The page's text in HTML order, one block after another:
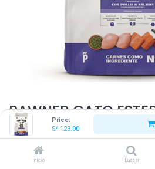
Price:
S/ 123.00
Inicio Buscar
PAWNER GATO
POLLO Y SALMÓN 8
123.00